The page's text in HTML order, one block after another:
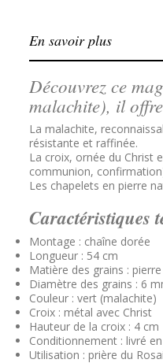
En savoir plus
Découvrez ce
malachite), il
La malachite,
résistante et raffinée.
La croix, ornée du Christ
communion,
Les chapelets en pierre
Caractéristiques
Montage : chaîne dorée
Longueur : 54 cm
Matière des grains :
Diamètre des grains : 6
Couleur : vert (malachite)
Croix : métal avec Christ
Hauteur de la croix : 4 cm
Conditionnement : livré
Utilisation : prière du